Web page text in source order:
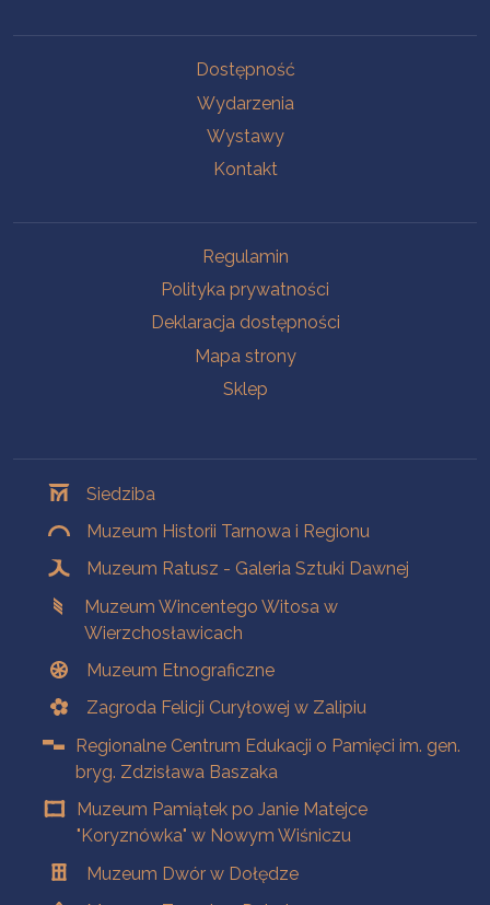
Dostępność
Wydarzenia
Wystawy
Kontakt
Regulamin
Polityka prywatności
Deklaracja dostępności
Mapa strony
Sklep
Siedziba
Muzeum Historii Tarnowa i Regionu
Muzeum Ratusz - Galeria Sztuki Dawnej
Muzeum Wincentego Witosa w
Wierzchosławicach
Muzeum Etnograficzne
Zagroda Felicji Curyłowej w Zalipiu
Regionalne Centrum Edukacji o Pamięci im. gen.
bryg. Zdzisława Baszaka
Muzeum Pamiątek po Janie Matejce
"Koryznówka" w Nowym Wiśniczu
Muzeum Dwór w Dołędze